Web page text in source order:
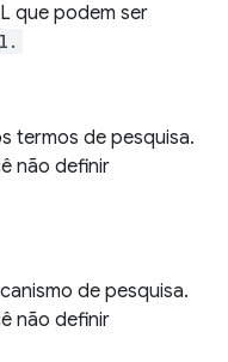
que podem ser
termos de pesquisa.
não definir
de pesquisa.
não definir